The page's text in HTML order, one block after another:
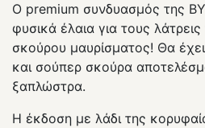
Ο premium συνδυασμός της
φυσικά έλαια για τους λάτρεις
σκούρου μαυρίσματος! Θα
και σούπερ σκούρα
ξαπλώστρα.
Η έκδοση με λάδι της